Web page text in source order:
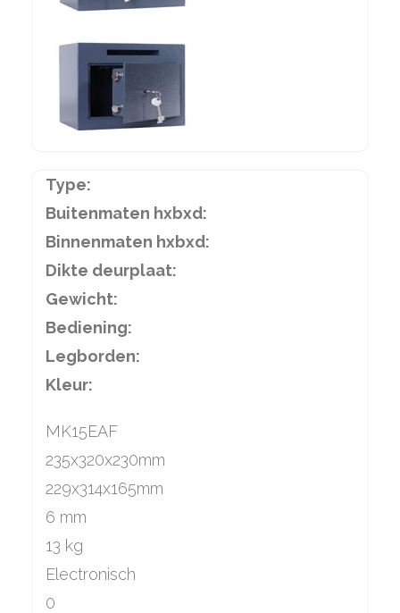
Type:
Buitenmaten hxbxd:
Binnenmaten hxbxd:
Dikte deurplaat:
Gewicht:
Bediening:
Legborden:
Kleur:
MK15EAF
235x320x230mm
229x314x165mm
6 mm
13 kg
Electronisch
0